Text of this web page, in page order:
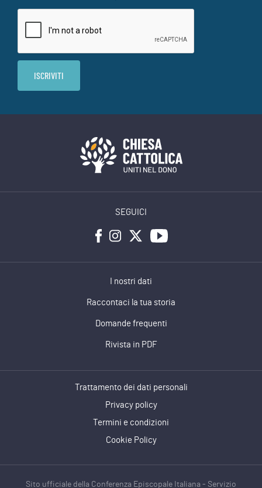
SEGUICI
I nostri dati
Raccontaci la tua storia
Domande frequenti
Rivista in PDF
Trattamento dei dati personali
Privacy policy
Termini e condizioni
Cookie Policy
Sito ufficiale della Conferenza Episcopale Italiana - Servizio